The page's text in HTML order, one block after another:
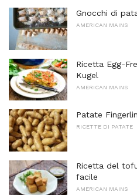
Gnocchi di
AMERICAN MAINS
Ricetta Egg-
Kugel
AMERICAN MAINS
Patate
RICETTE DI PATATE
Ricetta del
facile
AMERICAN MAINS